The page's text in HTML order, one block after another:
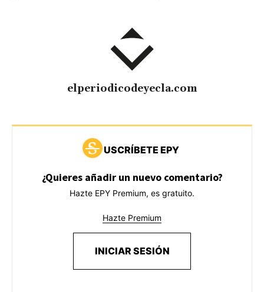
elperiodicodeyecla.com
USCRÍBETE EPY
¿Quieres añadir un nuevo comentario?
Hazte EPY Premium, es gratuito.
Hazte Premium
INICIAR SESIÓN